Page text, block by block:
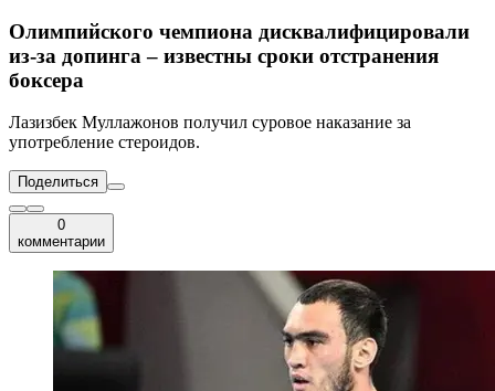
Олимпийского чемпиона дисквалифицировали
из-за допинга – известны сроки отстранения
боксера
Лазизбек Муллажонов получил суровое наказание за
употребление стероидов.
Поделиться
0
комментарии